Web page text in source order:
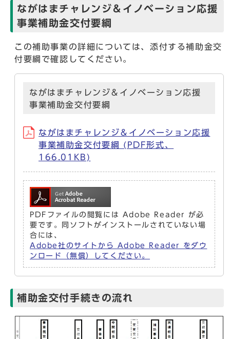
ながはまチャレンジ＆イノベーション応援
事業補助金交付要綱
この補助事業の詳細については、添付する補助金交
付要綱で確認してください。
ながはまチャレンジ＆イノベーション応援
事業補助金交付要綱
ながはまチャレンジ＆イノベーション応援
事業補助金交付要綱 (PDF形式、
166.01KB)
PDFファイルの閲覧には Adobe Reader が必
要です。同ソフトがインストールされていない場
合には、
Adobe社のサイトから Adobe Reader をダウ
ンロード（無償）してください。
補助金交付手続きの流れ